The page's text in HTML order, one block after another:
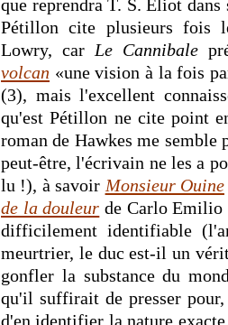
que reprendra T. S. Eliot dans
Pétillon cite plusieurs fois
Lowry, car Le Cannibale
volcan «une vision à la fois
(3), mais l'excellent
qu'est Pétillon ne cite point
roman de Hawkes me semble
peut-être, l'écrivain ne les a
lu !), à savoir Monsieur Ouine
de la douleur de Carlo Emilio
difficilement identifiable
meurtrier, le duc est-il un
gonfler la substance du
qu'il suffirait de presser
d'en identifier la nature